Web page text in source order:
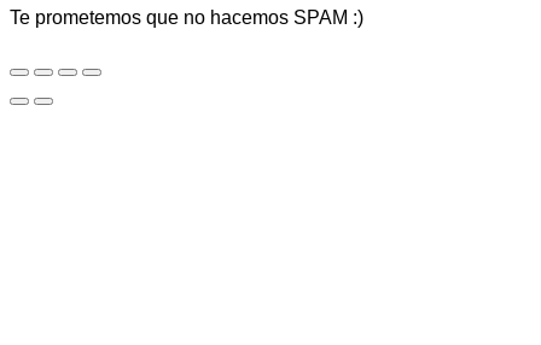
Te prometemos que no hacemos SPAM :)